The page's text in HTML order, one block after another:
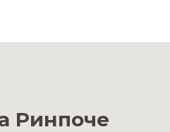
Ринпоче